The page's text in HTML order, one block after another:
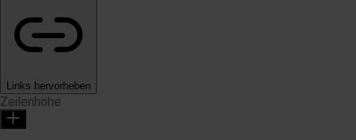
Links hervorheben
Zeilenhöhe